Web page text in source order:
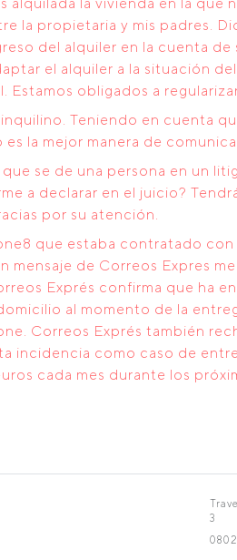
la propietaria y mis padres.
del alquiler en la cuenta
el alquiler a la situación
Estamos obligados a
Teniendo en cuenta
la mejor manera de
se de una persona en un
a declarar en el juicio?
por su atención.
que estaba contratado
mensaje de Correos Expres
Exprés confirma que ha
al momento de la
Correos Exprés también
incidencia como caso de
cada mes durante los
3